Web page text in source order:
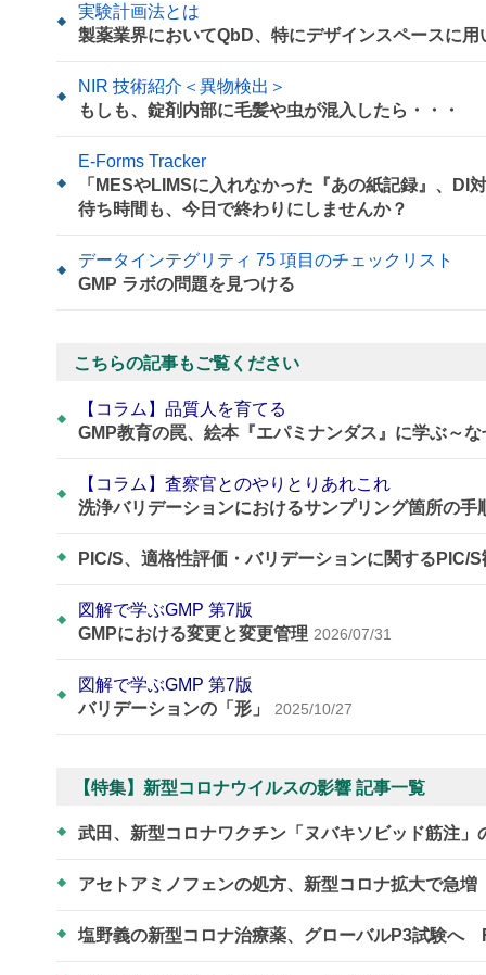
実験計画法とは
製薬業界においてQbD、特にデザインスペースに
NIR 技術紹介＜異物検出＞
もしも、錠剤内部に毛髪や虫が混入したら・・・
E-Forms Tracker
「MESやLIMSに入れなかった『あの紙記録』、
待ち時間も、今日で終わりにしませんか？
データインテグリティ 75 項目のチェックリスト
GMP ラボの問題を見つける
こちらの記事もご覧ください
【コラム】品質人を育てる
GMP教育の罠、絵本『エパミナンダス』に学ぶ～
【コラム】査察官とのやりとりあれこれ
洗浄バリデーションにおけるサンプリング箇所の手
PIC/S、適格性評価・バリデーションに関するPIC/
図解で学ぶGMP 第7版
GMPにおける変更と変更管理 2026/07/31
図解で学ぶGMP 第7版
バリデーションの「形」
2025/10/27
【特集】新型コロナウイルスの影響 記事一覧
武田、新型コロナワクチン「ヌバキソビッド筋注
アセトアミノフェンの処方、新型コロナ拡大で急
塩野義の新型コロナ治療薬、グローバルP3試験へ